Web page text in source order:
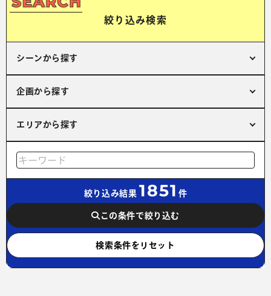
絞り込み検索
シーンから探す
企画から探す
エリアから探す
絞り込み結果 1851 件
この条件で絞り込む
検索条件をリセット